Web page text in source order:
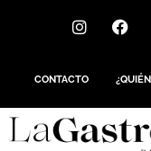
CONTACTO